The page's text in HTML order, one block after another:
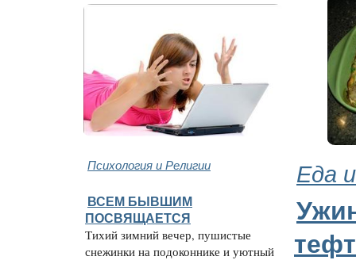
Психология и Религии Еда
ВСЕМ БЫВШИМ
ПОСВЯЩАЕТСЯ
Тихий зимний вечер, пушистые
снежинки на подоконнике и уютный